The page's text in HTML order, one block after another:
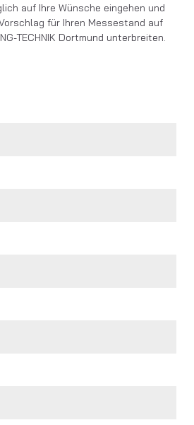
auf Ihre Wünsche eingehen und
für Ihren Messestand auf
TECHNIK Dortmund unterbreiten.